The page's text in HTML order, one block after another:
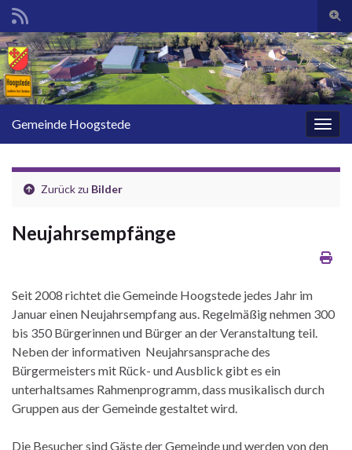
Search for:
Gemeinde Hoogstede
Zurück zu Bilder
Neujahrsempfänge
Seit 2008 richtet die Gemeinde Hoogstede jedes Jahr im
Januar einen Neujahrsempfang aus. Regelmäßig nehmen 300
bis 350 Bürgerinnen und Bürger an der Veranstaltung teil.
Neben der informativen Neujahrsansprache des
Bürgermeisters mit Rück- und Ausblick gibt es ein
unterhaltsames Rahmenprogramm, dass musikalisch durch
Gruppen aus der Gemeinde gestaltet wird.
Die Besucher sind Gäste der Gemeinde und werden von den